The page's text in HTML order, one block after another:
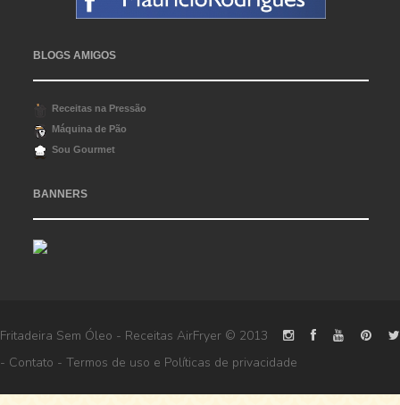
BLOGS AMIGOS
Receitas na Pressão
Máquina de Pão
Sou Gourmet
BANNERS
Fritadeira Sem Óleo - Receitas AirFryer © 2013
- Contato - Termos de uso e Políticas de privacidade